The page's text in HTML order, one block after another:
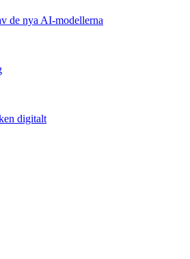
de nya AI-modellerna
digitalt